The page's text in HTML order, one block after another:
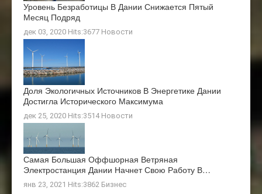
Уровень Безработицы В Дании Снижается Пятый
Месяц Подряд
дек 03, 2020 Hits:3677 Новости
Доля Экологичных Источников В Энергетике Дании
Достигла Исторического Максимума
дек 25, 2020 Hits:3514 Новости
Самая Большая Оффшорная Ветряная
Электростанция Дании Начнет Свою Работу В…
янв 23, 2021 Hits:3862 Бизнес